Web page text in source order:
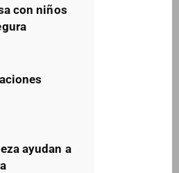
con niños
ayudan a